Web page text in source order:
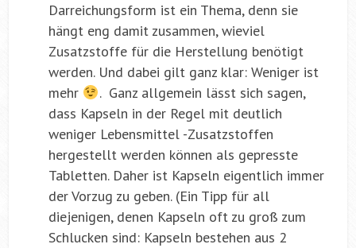
Darreichungsform ist ein Thema, denn sie
hängt eng damit zusammen, wieviel
Zusatzstoffe für die Herstellung benötigt
werden. Und dabei gilt ganz klar: Weniger ist
mehr
. Ganz allgemein lässt sich sagen,
dass Kapseln in der Regel mit deutlich
weniger Lebensmittel -Zusatzstoffen
hergestellt werden können als gepresste
Tabletten. Daher ist Kapseln eigentlich immer
der Vorzug zu geben. (Ein Tipp für all
diejenigen, denen Kapseln oft zu groß zum
Schlucken sind: Kapseln bestehen aus 2